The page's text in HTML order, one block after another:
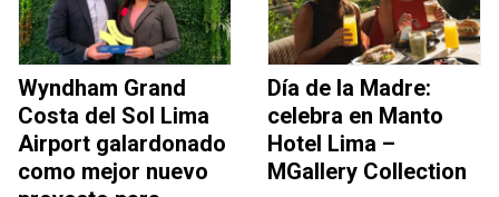
Wyndham Grand
Costa del Sol Lima
Airport galardonado
como mejor nuevo
Día de la Madre:
celebra en Manto
Hotel Lima –
MGallery Collection